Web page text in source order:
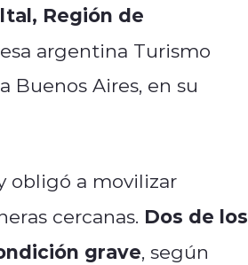
Región de
argentina Turismo
Buenos Aires, en su
obligó a movilizar
cercanas. Dos de los
grave, según